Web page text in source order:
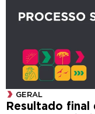
GERAL
Resultado